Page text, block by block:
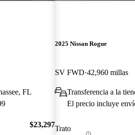
FL
$23,297
2025 Nissan Rogue
SV FWD 42,960 millas
Transferencia a la
El precio incluye
Trato